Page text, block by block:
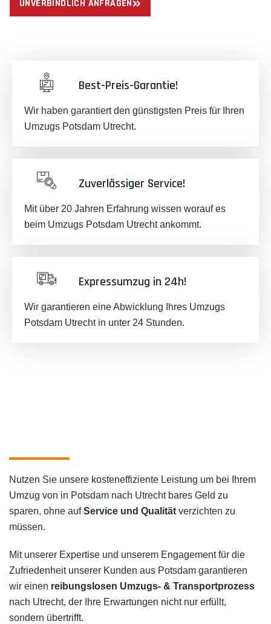
UNVERBINDLICH ANFRAGEN
Best-Preis-Garantie!
Wir haben garantiert den günstigsten Preis für Ihren
Umzugs Potsdam Utrecht.
Zuverlässiger Service!
Mit über 20 Jahren Erfahrung wissen worauf es
beim Umzugs Potsdam Utrecht ankommt.
Expressumzug in 24h!
Wir garantieren eine Abwicklung Ihres Umzugs
Potsdam Utrecht in unter 24 Stunden.
Nutzen Sie unsere kosteneffiziente Leistung um bei Ihrem
Umzug von in Potsdam nach Utrecht bares Geld zu
sparen, ohne aufService und Qualität verzichten zu
müssen.
Mit unserer Expertise und unserem Engagement für die
Zufriedenheit unserer Kunden aus Potsdam garantieren
wir einen reibungslosen Umzugs- & Transportprozess
nach Utrecht, der Ihre Erwartungen nicht nur erfüllt,
sondern übertrifft.